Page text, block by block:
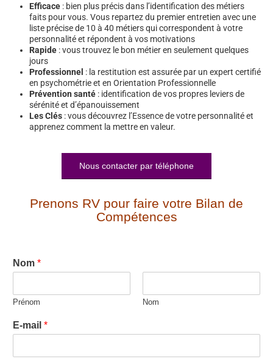
Efficace : bien plus précis dans l’identification des métiers
faits pour vous. Vous repartez du premier entretien avec une
liste précise de 10 à 40 métiers qui correspondent à votre
personnalité et répondent à vos motivations
Rapide : vous trouvez le bon métier en seulement quelques
jours
Professionnel : la restitution est assurée par un expert certifié
en psychométrie et en Orientation Professionnelle
Prévention santé : identification de vos propres leviers de
sérénité et d’épanouissement
Les Clés : vous découvrez l’Essence de votre personnalité et
apprenez comment la mettre en valeur.
Nous contacter par téléphone
Prenons RV pour faire votre Bilan de
Compétences
Nom *
Prénom Nom
E-mail *